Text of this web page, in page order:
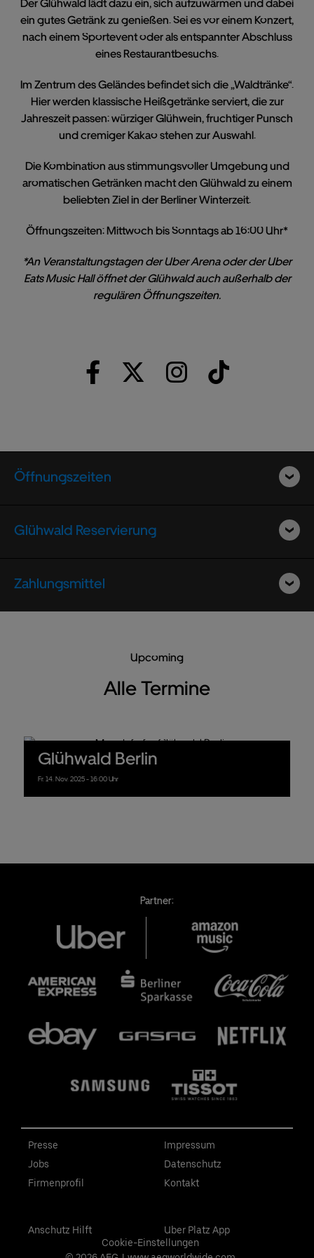
Der Glühwald lädt dazu ein, sich aufzuwärmen und dabei
ein gutes Getränk zu genießen. Sei es vor einem Konzert,
nach einem Sportevent oder als entspannter Abschluss
eines Restaurantbesuchs.
Im Zentrum des Geländes befindet sich die „Waldtränke“.
Hier werden klassische Heißgetränke serviert, die zur
Jahreszeit passen: würziger Glühwein, fruchtiger Punsch
und cremiger Kakao stehen zur Auswahl.
Die Kombination aus stimmungsvoller Umgebung und
aromatischen Getränken macht den Glühwald zu einem
beliebten Ziel in der Berliner Winterzeit.
Öffnungszeiten:Mittwoch bis Sonntags ab 16:00 Uhr*
*An Veranstaltungstagen der Uber Arena oder der Uber
Eats Music Hall öffnet der Glühwald auch außerhalb der
regulären Öffnungszeiten.
Öffnungszeiten
Glühwald Reservierung
Zahlungsmittel
Upcoming
Alle Termine
Glühwald Berlin
Fr. 14. Nov. 2025- 16:00 Uhr
Partner:
Presse
Jobs
Firmenprofil
Impressum
Datenschutz
Kontakt
Anschutz Hilft
Uber Platz App
Cookie-Einstellungen